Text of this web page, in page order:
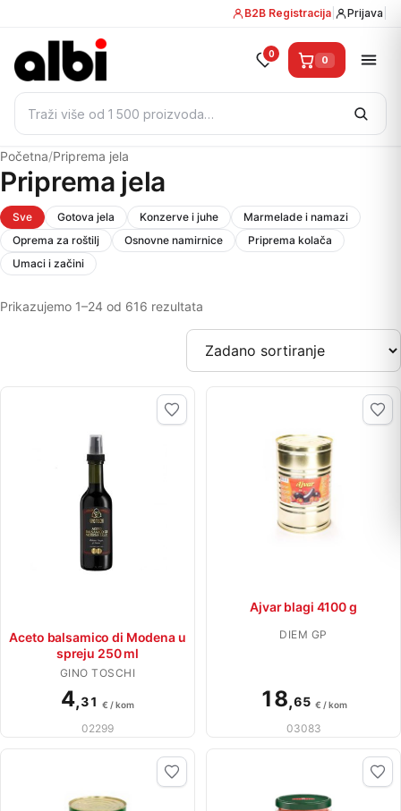
B2B Registracija Prijava
Pretraži:
0 0
Početna/Priprema jela
Priprema jela
Sve Gotova jela Konzerve i juhe
Marmelade i namazi
Oprema za roštilj
Osnovne namirnice
Priprema kolača
Umaci i začini
Prikazujemo 1–24 od 616 rezultata
Aceto balsamico di Modena u
spreju 250 ml
GINO TOSCHI
4,31 € / kom
02299
Ajvar blagi 4100 g
DIEM GP
18,65 € / kom
03083